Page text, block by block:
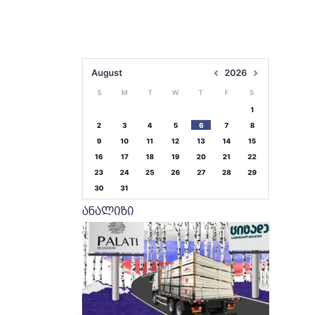
August 2026
S M T W T F S
1
2
3 4 5 6 7
8
9
10 11 12 13 14
15
16
17 18 19 20 21
22
23
24 25 26 27 28
29
30
31
ანალიზი